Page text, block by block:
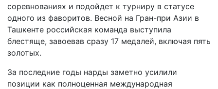
соревнованиях и подойдет к турниру в статусе
одного из фаворитов. Весной на Гран-при Азии в
Ташкенте российская команда выступила
блестяще, завоевав сразу 17 медалей, включая пять
золотых.
За последние годы нарды заметно усилили
позиции как полноценная международная